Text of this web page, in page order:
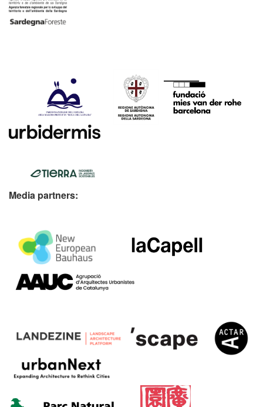
Media partners: